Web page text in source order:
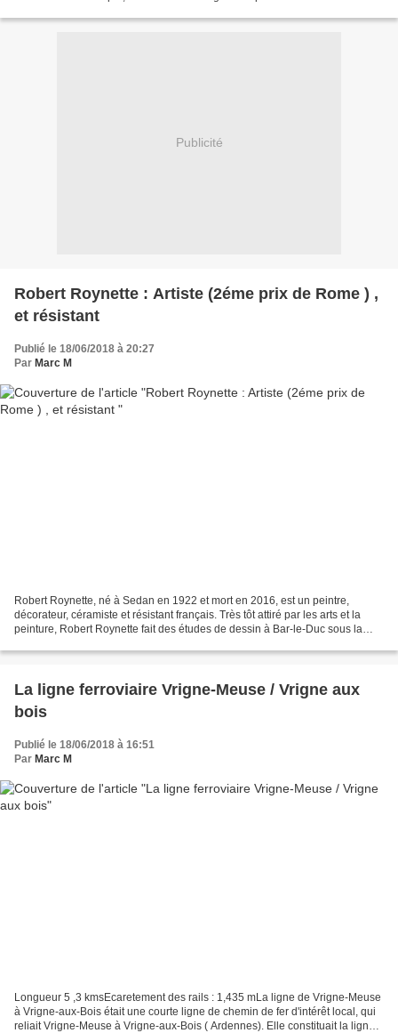
Publicité
Robert Roynette : Artiste (2éme prix de Rome ) ,
et résistant
Publié le 18/06/2018 à 20:27
Par Marc M
Robert Roynette, né à Sedan en 1922 et mort en 2016, est un peintre,
décorateur, céramiste et résistant français. Très tôt attiré par les arts et la
peinture, Robert Roynette fait des études de dessin à Bar-le-Duc sous la
La ligne ferroviaire Vrigne-Meuse / Vrigne aux
bois
Publié le 18/06/2018 à 16:51
Par Marc M
Longueur 5 ,3 kmsEcaretement des rails : 1,435 mLa ligne de Vrigne-Meuse
à Vrigne-aux-Bois était une courte ligne de chemin de fer d'intérêt local, qui
reliait Vrigne-Meuse à Vrigne-aux-Bois ( Ardennes). Elle constituait la ligne